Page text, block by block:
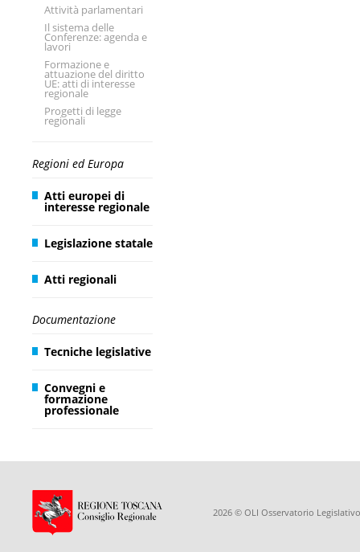
Attività parlamentari
Il sistema delle
Conferenze: agenda e
lavori
Formazione e
attuazione del diritto
UE: atti di interesse
regionale
Progetti di legge
regionali
Regioni ed Europa
Atti europei di
interesse regionale
Legislazione statale
Atti regionali
Documentazione
Tecniche legislative
Convegni e
formazione
professionale
2026 © OLI Osservatorio